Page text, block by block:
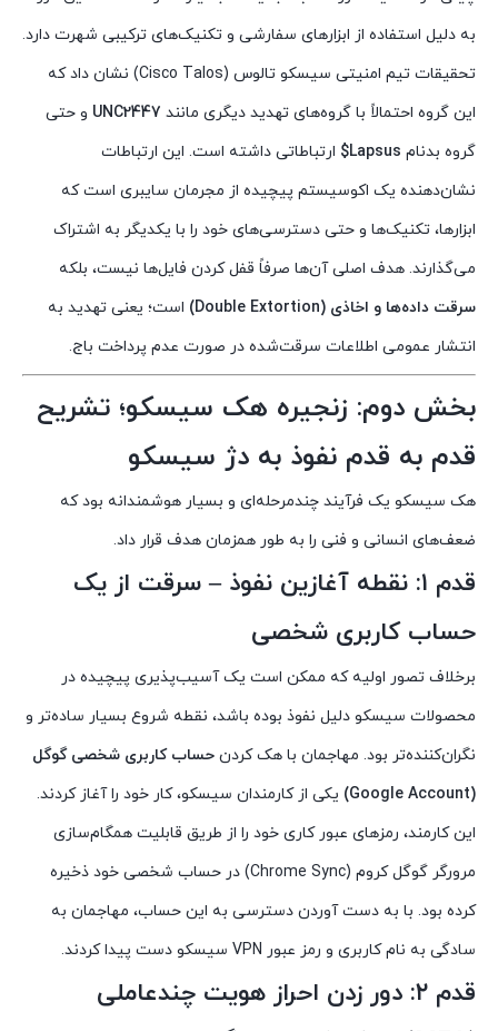
به دلیل استفاده از ابزارهای سفارشی و تکنیک‌های ترکیبی شهرت دارد.
تحقیقات تیم امنیتی سیسکو تالوس (Cisco Talos) نشان داد که
این گروه احتمالاً با گروه‌های تهدید دیگری مانند UNC2447 و حتی
گروه بدنام Lapsus$
ارتباطاتی داشته است. این ارتباطات
نشان‌دهنده یک اکوسیستم پیچیده از مجرمان سایبری است که
ابزارها، تکنیک‌ها و حتی دسترسی‌های خود را با یکدیگر به اشتراک
می‌گذارند. هدف اصلی آن‌ها صرفاً قفل کردن فایل‌ها نیست، بلکه
سرقت داده‌ها و اخاذی (Double Extortion)
است؛ یعنی تهدید به
انتشار عمومی اطلاعات سرقت‌شده در صورت عدم پرداخت باج.
بخش دوم: زنجیره هک سیسکو؛ تشریح
قدم به قدم نفوذ به دژ سیسکو
هک سیسکو یک فرآیند چندمرحله‌ای و بسیار هوشمندانه بود که
ضعف‌های انسانی و فنی را به طور همزمان هدف قرار داد.
قدم ۱: نقطه آغازین نفوذ – سرقت از یک
حساب کاربری شخصی
برخلاف تصور اولیه که ممکن است یک آسیب‌پذیری پیچیده در
محصولات سیسکو دلیل نفوذ بوده باشد، نقطه شروع بسیار ساده‌تر و
نگران‌کننده‌تر بود. مهاجمان با هک کردن حساب کاربری شخصی گوگل
(Google Account)
یکی از کارمندان سیسکو، کار خود را آغاز کردند.
این کارمند، رمزهای عبور کاری خود را از طریق قابلیت همگام‌سازی
مرورگر گوگل کروم (Chrome Sync) در حساب شخصی خود ذخیره
کرده بود. با به دست آوردن دسترسی به این حساب، مهاجمان به
سادگی به نام کاربری و رمز عبور VPN سیسکو دست پیدا کردند.
قدم ۲: دور زدن احراز هویت چندعاملی